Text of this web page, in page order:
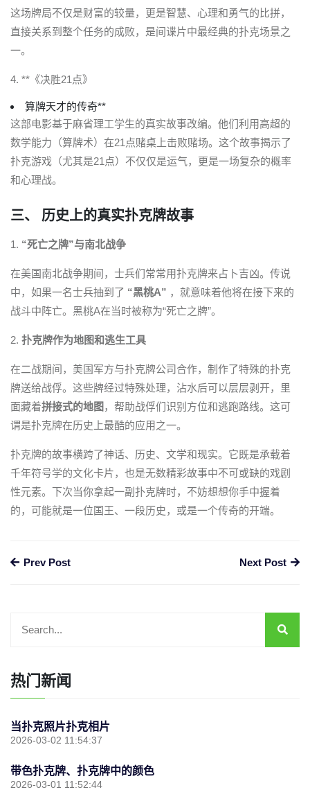
这场牌局不仅是财富的较量，更是智慧、心理和勇气的比拼，
直接关系到整个任务的成败，是间谍片中最经典的扑克场景之
一。
4. **《决胜21点》
算牌天才的传奇**
这部电影基于麻省理工学生的真实故事改编。他们利用高超的
数学能力（算牌术）在21点赌桌上击败赌场。这个故事揭示了
扑克游戏（尤其是21点）不仅仅是运气，更是一场复杂的概率
和心理战。
三、 历史上的真实扑克牌故事
1. “死亡之牌”与南北战争
在美国南北战争期间，士兵们常常用扑克牌来占卜吉凶。传说
中，如果一名士兵抽到了 “黑桃A” ，就意味着他将在接下来的
战斗中阵亡。黑桃A在当时被称为“死亡之牌”。
2. 扑克牌作为地图和逃生工具
在二战期间，美国军方与扑克牌公司合作，制作了特殊的扑克
牌送给战俘。这些牌经过特殊处理，沾水后可以层层剥开，里
面藏着拼接式的地图 ，帮助战俘们识别方位和逃跑路线。这可
谓是扑克牌在历史上最酷的应用之一。
扑克牌的故事横跨了神话、历史、文学和现实。它既是承载着
千年符号学的文化卡片，也是无数精彩故事中不可或缺的戏剧
性元素。下次当你拿起一副扑克牌时，不妨想想你手中握着
的，可能就是一位国王、一段历史，或是一个传奇的开端。
Prev Post Next Post
热门新闻
当扑克照片扑克相片
2026-03-02 11:54:37
带色扑克牌、扑克牌中的颜色
2026-03-01 11:52:44